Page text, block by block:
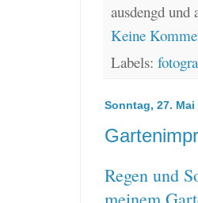
ausdengd
Keine
Labels:
Sonntag, 27. Mai
Regen und